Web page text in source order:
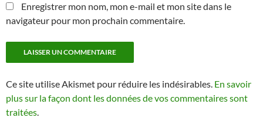
Enregistrer mon nom, mon e-mail et mon site dans le
navigateur pour mon prochain commentaire.
Ce site utilise Akismet pour réduire les indésirables. En savoir
plus sur la façon dont les données de vos commentaires sont
traitées.